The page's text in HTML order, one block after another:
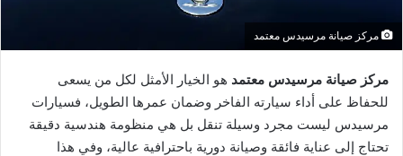
مركز صيانة مرسيدس معتمد
مركز صيانة مرسيدس معتمد هو الخيار الأمثل لكل من يسعى
للحفاظ على أداء سيارته الفاخر وضمان عمرها الطويل، فسيارات
مرسيدس ليست مجرد وسيلة تنقل بل هي منظومة هندسية دقيقة
تحتاج إلى عناية فائقة وصيانة دورية باحترافية عالية، وفي هذا